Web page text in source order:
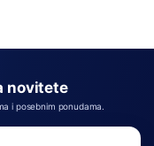
novitete
i posebnim ponudama.